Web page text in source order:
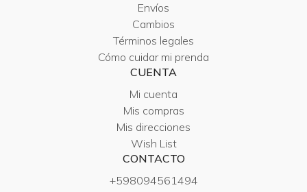
Envíos
Cambios
Términos legales
Cómo cuidar mi prenda
CUENTA
Mi cuenta
Mis compras
Mis direcciones
Wish List
CONTACTO
+598094561494